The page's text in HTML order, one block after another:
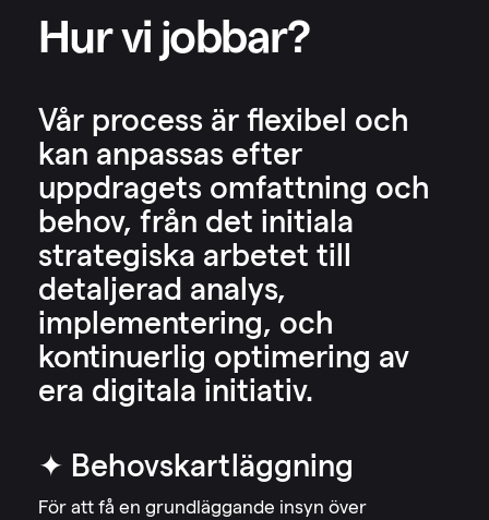
Hur vi jobbar?
Vår process är flexibel och
kan anpassas efter
uppdragets omfattning och
behov, från det initiala
strategiska arbetet till
detaljerad analys,
implementering, och
kontinuerlig optimering av
era digitala initiativ.
✦ Behovskartläggning
För att få en grundläggande insyn över